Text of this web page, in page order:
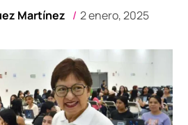
Martínez 2 enero, 2025